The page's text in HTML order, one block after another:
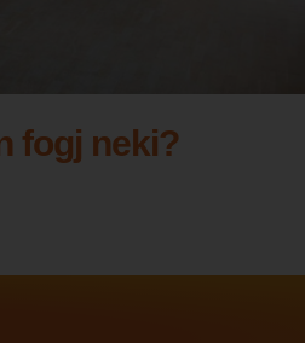
fogj neki?